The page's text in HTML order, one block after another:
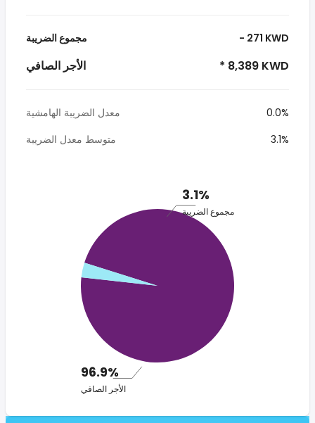
مجموع الضريبة - 271 KWD
الأجر الصافي * 8,389 KWD
معدل الضريبة الهامشية
0.0%
متوسط معدل الضريبة
3.1%
3.1%
مجموع الضريبة
96.9%
الأجر الصافي